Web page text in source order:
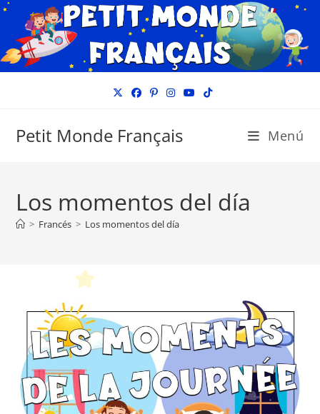
Petit Monde Français Menú
Los momentos del día
> Francés > Los momentos del día